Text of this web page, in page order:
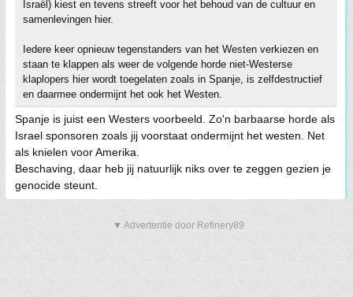
Israël) kiest en tevens streeft voor het behoud van de cultuur en
samenlevingen hier.
Iedere keer opnieuw tegenstanders van het Westen verkiezen en
staan te klappen als weer de volgende horde niet-Westerse
klaplopers hier wordt toegelaten zoals in Spanje, is zelfdestructief
en daarmee ondermijnt het ook het Westen.
Spanje is juist een Westers voorbeeld. Zo'n barbaarse horde als
Israel sponsoren zoals jij voorstaat ondermijnt het westen. Net
als knielen voor Amerika.
Beschaving, daar heb jij natuurlijk niks over te zeggen gezien je
genocide steunt.
▼ Advertentie door Refinery89